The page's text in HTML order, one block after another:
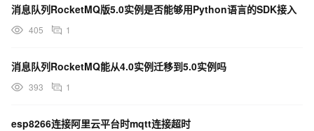
消息队列RocketMQ版5.0实例是否能够用Python语言的SDK接入
405 1
消息队列RocketMQ能从4.0实例迁移到5.0实例吗
393 1
esp8266连接阿里云平台时mqtt连接超时